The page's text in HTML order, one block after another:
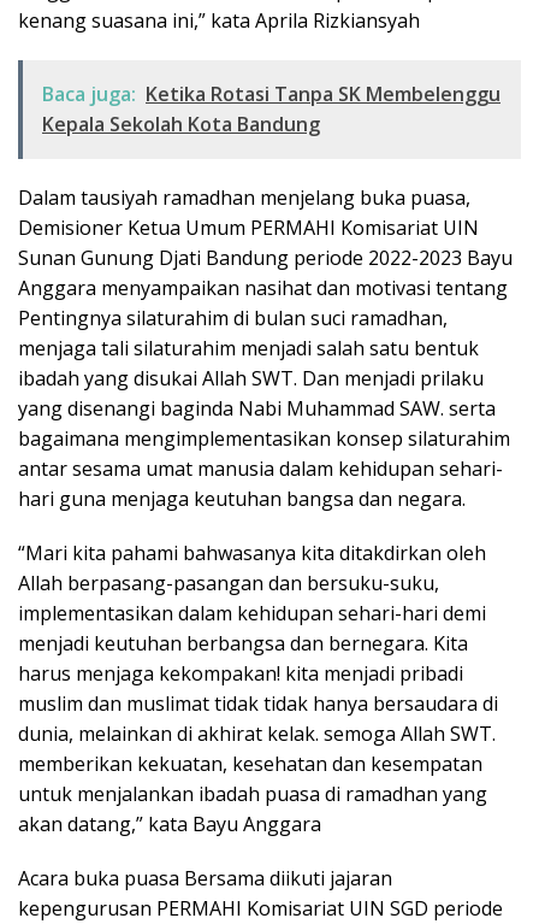
kenang suasana ini,” kata Aprila Rizkiansyah
Baca juga: Ketika Rotasi Tanpa SK Membelenggu
Kepala Sekolah Kota Bandung
Dalam tausiyah ramadhan menjelang buka puasa,
Demisioner Ketua Umum PERMAHI Komisariat UIN
Sunan Gunung Djati Bandung periode 2022-2023 Bayu
Anggara menyampaikan nasihat dan motivasi tentang
Pentingnya silaturahim di bulan suci ramadhan,
menjaga tali silaturahim menjadi salah satu bentuk
ibadah yang disukai Allah SWT. Dan menjadi prilaku
yang disenangi baginda Nabi Muhammad SAW. serta
bagaimana mengimplementasikan konsep silaturahim
antar sesama umat manusia dalam kehidupan sehari-
hari guna menjaga keutuhan bangsa dan negara.
“Mari kita pahami bahwasanya kita ditakdirkan oleh
Allah berpasang-pasangan dan bersuku-suku,
implementasikan dalam kehidupan sehari-hari demi
menjadi keutuhan berbangsa dan bernegara. Kita
harus menjaga kekompakan! kita menjadi pribadi
muslim dan muslimat tidak tidak hanya bersaudara di
dunia, melainkan di akhirat kelak. semoga Allah SWT.
memberikan kekuatan, kesehatan dan kesempatan
untuk menjalankan ibadah puasa di ramadhan yang
akan datang,” kata Bayu Anggara
Acara buka puasa Bersama diikuti jajaran
kepengurusan PERMAHI Komisariat UIN SGD periode